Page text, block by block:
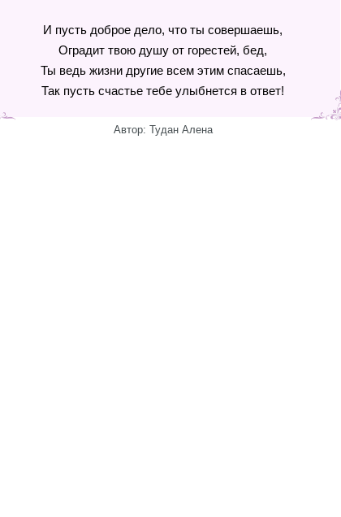
И пусть доброе дело, что ты совершаешь,
Оградит твою душу от горестей, бед,
Ты ведь жизни другие всем этим спасаешь,
Так пусть счастье тебе улыбнется в ответ!
Автор: Тудан Алена